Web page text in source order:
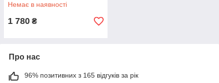
Немає в наявності
1 780 ₴
Про нас
96% позитивних з 165 відгуків за рік